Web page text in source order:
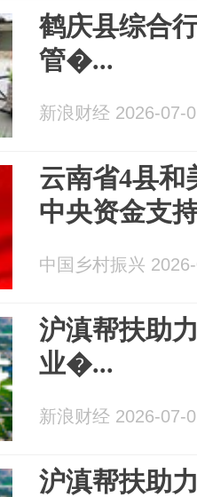
鹤庆县综合
管�...
新浪财经 2026-07-
云南省4县和
中央资金支
中国乡村振兴
沪滇帮扶助
业�...
新浪财经 2026-07-
沪滇帮扶助